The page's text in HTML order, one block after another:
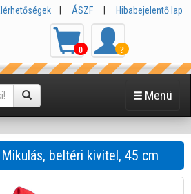
ÁSZF Hibabejelentő lap
0 ?
Menü
beltéri kivitel, 45 cm